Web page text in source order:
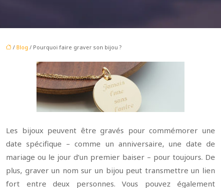
/ Blog / Pourquoi faire graver son bijou ?
Les bijoux peuvent être gravés pour commémorer une
date spécifique – comme un anniversaire, une date de
mariage ou le jour d’un premier baiser – pour toujours. De
plus, graver un nom sur un bijou peut transmettre un lien
fort entre deux personnes. Vous pouvez également